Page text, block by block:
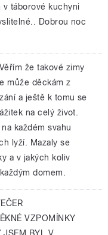
v táborové kuchyni
Dobrou noc
Věřím že takové zimy
může děckám z
a ještě k tomu se
na celý život.
každém svahu
lyží. Mazaly se
a v jakých koliv
domem.
VZPOMÍNKY
JSEM BYL V